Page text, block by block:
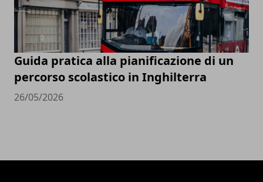
Guida pratica alla pianificazione di un
percorso scolastico in Inghilterra
26/05/2026